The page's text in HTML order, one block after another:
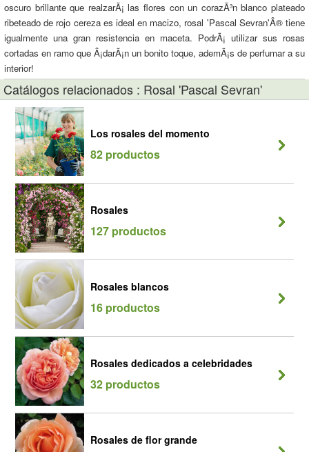
oscuro brillante que realzarÃ¡ las flores con un corazÃ³n blanco plateado
ribeteado de rojo cereza es ideal en macizo, rosal 'Pascal Sevran'Â® tiene
igualmente una gran resistencia en maceta. PodrÃ¡ utilizar sus rosas
cortadas en ramo que Â¡darÃ¡n un bonito toque, ademÃ¡s de perfumar a su
interior!
Catálogos relacionados : Rosal 'Pascal Sevran'
Los rosales del momento
82 productos
Rosales
127 productos
Rosales blancos
16 productos
Rosales dedicados a celebridades
32 productos
Rosales de flor grande